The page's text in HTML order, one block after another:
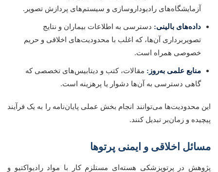
آزمایشگاه‌های رادیوداروسازی و سیستم‌های پردازش تصویر.
داده‌های بالینی: دسترسی به اطلاعات بیماران و نتایج
تصویربرداری آن‌ها، که اغلب با محدودیت‌های اخلاقی و حریم
خصوصی همراه است.
منابع علمی به‌روز: مقالات، کتب و دیتابیس‌های تخصصی که
گاهی دسترسی به آن‌ها دشوار یا پرهزینه است.
این محدودیت‌ها می‌توانند انجام بخش عملی پایان‌نامه را به یک فرآیند
پیچیده و زمان‌بر تبدیل کنند.
مسائل اخلاقی و ایمنی پرتوها
پژوهش در پرتوپزشکی هسته‌ای مستلزم کار با مواد رادیواکتیو و